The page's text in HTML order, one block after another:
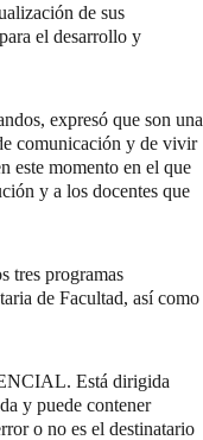
de sus
el desarrollo y
expresó que son una
comunicación y de vivir
este momento en el que
y a los docentes que
tres programas
de Facultad, así como
Está dirigida
y puede contener
o no es el destinatario